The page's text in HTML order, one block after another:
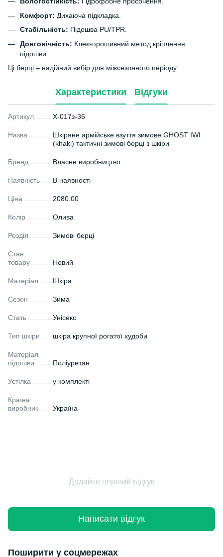
Комфорт: Дихаюча підкладка.
Стабільність: Підошва PU/TPR.
Довговічність: Клеє-прошивний метод кріплення
підошви.
Ці берці – надійний вибір для міжсезонного періоду.
Характеристики Відгуки
Артикул X-017з-36
Назва
Шкіряне армійське взуття зимове GHOST IWI
(khaki) тактичні зимові берці з шкіри
Бренд Власне виробництво
Наявність В наявності
Ціна 2080.00
Колір Олива
Розділ Зимові берці
Стан
товару
Новий
Матеріал Шкіра
Сезон Зима
Стать Унісекс
Тип шкіри шкіра крупної рогатої худоби
Матеріал
підошви
Поліуретан
Устілка у комплекті
Країна
виробник
Україна
Додайте перший відгук
Написати відгук
Поширити у соцмережах